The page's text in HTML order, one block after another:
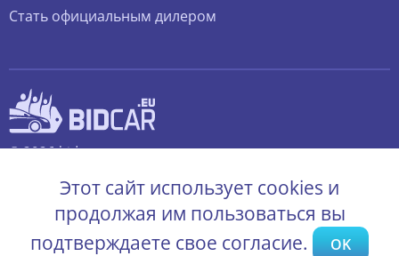
Стать официальным дилером
© 2026 bidcar.eu
Этот сайт использует cookies и
продолжая им пользоваться вы
подтверждаете свое согласие.
OK